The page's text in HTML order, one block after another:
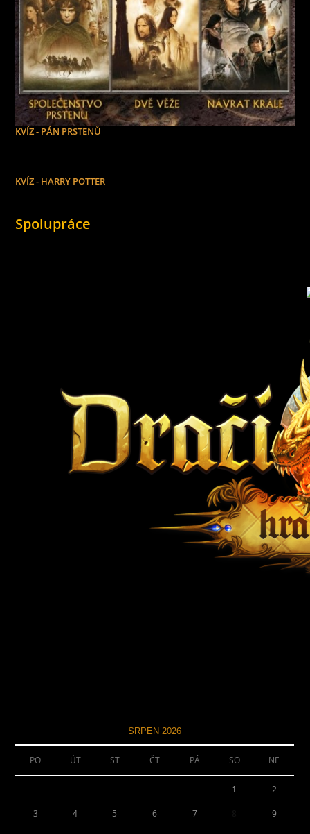
KVÍZ - PÁN PRSTENŮ
KVÍZ - HARRY POTTER
Spolupráce
SRPEN 2026
PO ÚT ST ČT PÁ SO NE
1 2
3 4 5 6 7 9